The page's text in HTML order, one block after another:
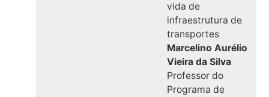
vida de
infraestrutura de
transportes
Marcelino Aurélio
Vieira da Silva
Professor do
Programa de